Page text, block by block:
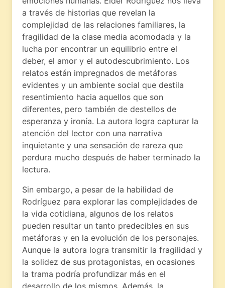
a través de historias que revelan la
complejidad de las relaciones familiares, la
fragilidad de la clase media acomodada y la
lucha por encontrar un equilibrio entre el
deber, el amor y el autodescubrimiento. Los
relatos están impregnados de metáforas
evidentes y un ambiente social que destila
resentimiento hacia aquellos que son
diferentes, pero también de destellos de
esperanza y ironía. La autora logra capturar la
atención del lector con una narrativa
inquietante y una sensación de rareza que
perdura mucho después de haber terminado la
lectura.
Sin embargo, a pesar de la habilidad de
Rodríguez para explorar las complejidades de
la vida cotidiana, algunos de los relatos
pueden resultar un tanto predecibles en sus
metáforas y en la evolución de los personajes.
Aunque la autora logra transmitir la fragilidad y
la solidez de sus protagonistas, en ocasiones
la trama podría profundizar más en el